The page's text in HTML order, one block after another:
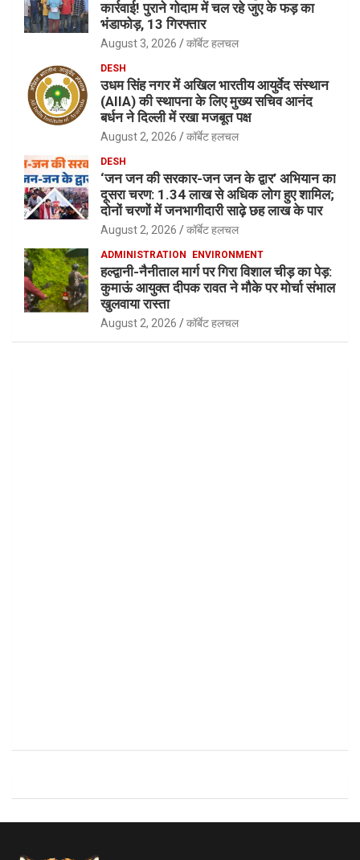
कार्रवाई! पुराने गोदाम में चल रहे जुए के फड़ का
भंडाफोड़, 13 गिरफ्तार
August 3, 2026 कॉर्बेट हलचल
DESH
उधम सिंह नगर में अखिल भारतीय आयुर्वेद संस्थान
(AIIA) की स्थापना के लिए मुख्य सचिव आनंद
बर्धन ने दिल्ली में रखा मजबूत पक्ष
August 2, 2026 कॉर्बेट हलचल
DESH
‘जन जन की सरकार-जन जन के द्वार’ अभियान का
दूसरा चरण: 1.34 लाख से अधिक लोग हुए शामिल;
दोनों चरणों में जनभागीदारी साढ़े छह लाख के पार
August 2, 2026 कॉर्बेट हलचल
ADMINISTRATION ENVIRONMENT
हल्द्वानी-नैनीताल मार्ग पर गिरा विशाल चीड़ का पेड़:
कुमाऊं आयुक्त दीपक रावत ने मौके पर मोर्चा संभाल
खुलवाया रास्ता
August 2, 2026 कॉर्बेट हलचल